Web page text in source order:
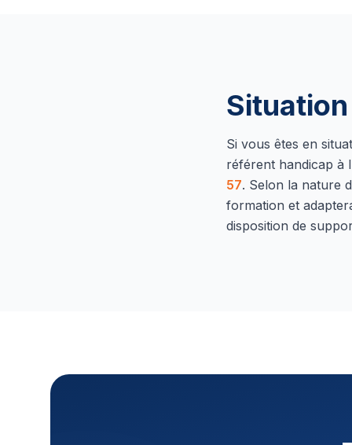
Si vous êtes en
référent handicap à
57. Selon la nature
formation et
disposition de